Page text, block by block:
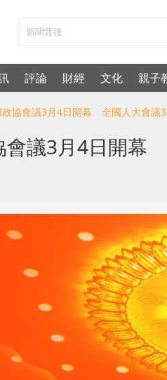
評論 財經 文化 親子
協會議3月4日開幕 全國人大會議
會議3月4日開幕